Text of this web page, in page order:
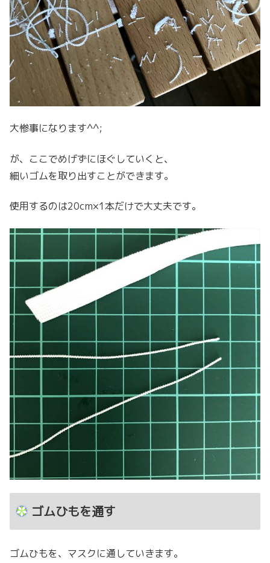
大惨事になります^^;
が、ここでめげずにほぐしていくと、
細いゴムを取り出すことができます。
使用するのは20cm×1本だけで大丈夫です。
ゴムひもを通す
ゴムひもを、マスクに通していきます。